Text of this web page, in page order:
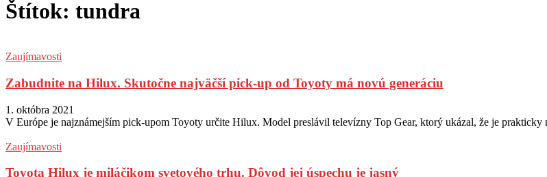
Štítok: tundra
Zaujímavosti
Zabudnite na Hilux. Skutočne najväčší pick-up od Toyoty má novú generáciu
1. októbra 2021
V Európe je najznámejším pick-upom Toyoty určite Hilux. Model preslávil televízny Top Gear, ktorý ukázal, že je prakticky
Zaujímavosti
Toyota Hilux je miláčikom svetového trhu. Dôvod jej úspechu je jasný